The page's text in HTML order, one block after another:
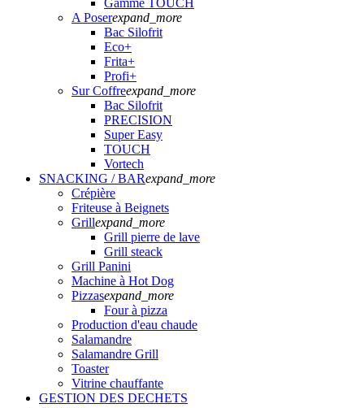
Gamme TOUCH
A Poserexpand_more
Bac Silofrit
Eco+
Frita+
Profi+
Sur Coffreexpand_more
Bac Silofrit
PRECISION
Super Easy
TOUCH
Vortech
SNACKING / BARexpand_more
Crépière
Friteuse à Beignets
Grillexpand_more
Grill pierre de lave
Grill steack
Grill Panini
Machine à Hot Dog
Pizzasexpand_more
Four à pizza
Production d'eau chaude
Salamandre
Salamandre Grill
Toaster
Vitrine chauffante
GESTION DES DECHETS